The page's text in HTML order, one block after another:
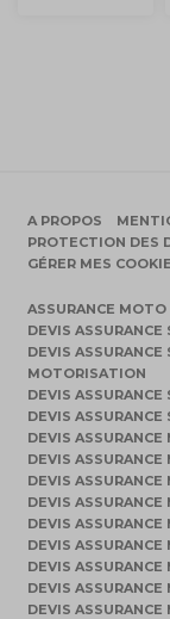
A PROPOS
PROTECTION DES
GÉRER MES
ASSURANCE MOTO
DEVIS ASSURANCE
DEVIS ASSURANCE
MOTORISATION
DEVIS ASSURANCE
DEVIS ASSURANCE
DEVIS ASSURANCE
DEVIS
DEVIS
DEVIS
DEVIS
DEVIS
DEVIS ASSURANCE
DEVIS
DEVIS